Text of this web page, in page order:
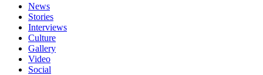
News
Stories
Interviews
Culture
Gallery
Video
Social